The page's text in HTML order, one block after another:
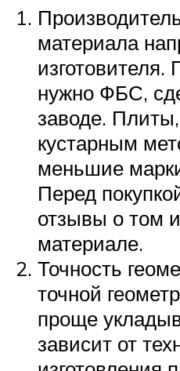
материала
изготовителя.
нужно ФБС,
заводе.
кустарным
меньшие
Перед
отзывы о том
материале.
Точность
точной
проще
зависит от